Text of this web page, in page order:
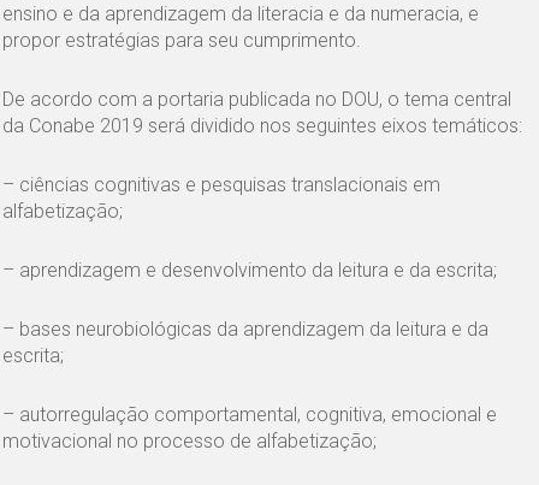
ensino e da aprendizagem da literacia e da numeracia, e
propor estratégias para seu cumprimento.
De acordo com a portaria publicada no DOU, o tema central
da Conabe 2019 será dividido nos seguintes eixos temáticos:
– ciências cognitivas e pesquisas translacionais em
alfabetização;
– aprendizagem e desenvolvimento da leitura e da escrita;
– bases neurobiológicas da aprendizagem da leitura e da
escrita;
– autorregulação comportamental, cognitiva, emocional e
motivacional no processo de alfabetização;